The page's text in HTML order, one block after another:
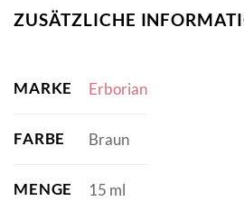
ZUSÄTZLICHE
MARKE Erborian
FARBE Braun
MENGE 15 ml